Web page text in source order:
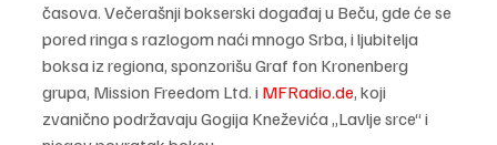
časova. Večerašnji bokserski događaj u Beču, gde će se
pored ringa s razlogom naći mnogo Srba, i ljubitelja
boksa iz regiona, sponzorišu Graf fon Kronenberg
grupa, Mission Freedom Ltd. i MFRadio.de, koji
zvanično podržavaju Gogija Kneževića „Lavlje srce“ i